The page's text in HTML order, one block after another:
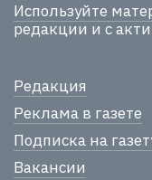
Используйте
редакции и с
Редакция
Реклама в газете
Подписка на
Вакансии